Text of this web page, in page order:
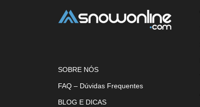
SOBRE NÓS
FAQ – Dúvidas Frequentes
BLOG E DICAS